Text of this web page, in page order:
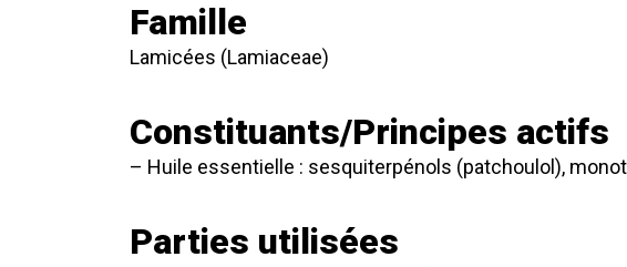
Famille
Lamicées (Lamiaceae)
Constituants/Principes actifs
– Huile essentielle : sesquiterpénols (patchoulol),
Parties utilisées